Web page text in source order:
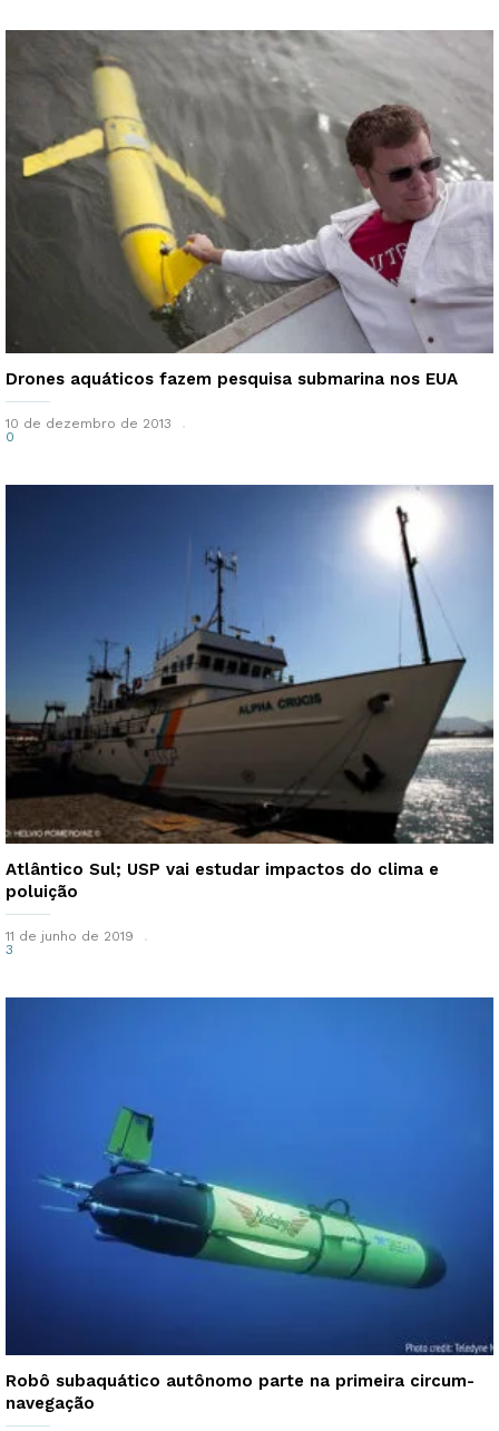
Drones aquáticos fazem pesquisa submarina nos EUA
10 de dezembro de 2013
0
Atlântico Sul; USP vai estudar impactos do clima e
poluição
11 de junho de 2019
3
Robô subaquático autônomo parte na primeira circum-
navegação